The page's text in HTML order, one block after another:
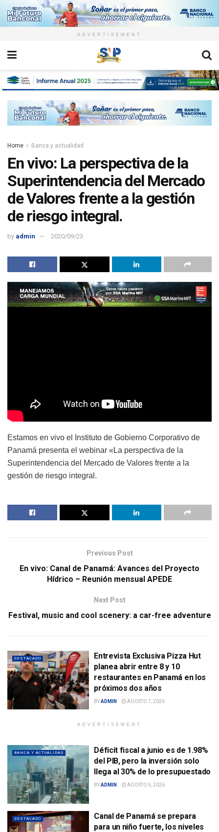
ADVERTISEMENT
Home Banca y actualidad
En vivo: La perspectiva de la
Superintendencia del Mercado
de Valores frente a la gestión
de riesgo integral.
by admin 2020/09/23
Estamos en vivo el Instituto de Gobierno Corporativo de
Panamá presenta el webinar «La perspectiva de la
Superintendencia del Mercado de Valores frente a la
gestión de riesgo integral.
Previous Post
En vivo: Canal de Panamá: Avances del Proyecto
Hídrico – Reunión mensual APEDE
Next Post
Festival, music and cool scenery: a car-free adventure
DESTACADO
Entrevista Exclusiva Pizza Hut
planea abrir entre 8 y 10
restaurantes en Panamá en los
próximos dos años
BYADMIN AGOSTO 7, 2026
ADVERTISEMENT
BANCA Y ACTUALIDAD
Déficit fiscal a junio es de 1.98%
del PIB, pero la inversión solo
llega al 30% de lo presupuestado
BYADMIN AGOSTO 5, 2026
DESTACADO
Canal de Panamá se prepara
para un niño fuerte, los niveles